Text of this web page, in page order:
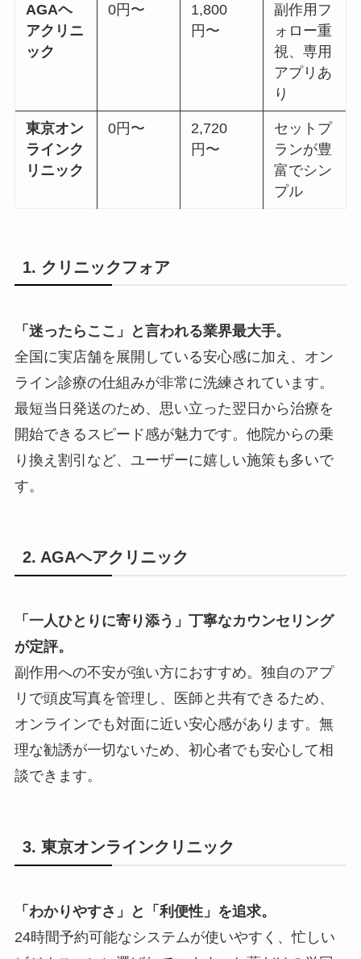
AGAヘ
アクリニ
ック
0円〜
1,800
円〜
副作用フ
ォロー重
視、専用
アプリあ
り
東京オン
ラインク
リニック
0円〜
2,720
円〜
セットプ
ランが豊
富でシン
プル
1. クリニックフォア
「迷ったらここ」と言われる業界最大手。
全国に実店舗を展開している安心感に加え、オン
ライン診療の仕組みが非常に洗練されています。
最短当日発送のため、思い立った翌日から治療を
開始できるスピード感が魅力です。他院からの乗
り換え割引など、ユーザーに嬉しい施策も多いで
す。
2. AGAヘアクリニック
「一人ひとりに寄り添う」丁寧なカウンセリング
が定評。
副作用への不安が強い方におすすめ。独自のアプ
リで頭皮写真を管理し、医師と共有できるため、
オンラインでも対面に近い安心感があります。無
理な勧誘が一切ないため、初心者でも安心して相
談できます。
3. 東京オンラインクリニック
「わかりやすさ」と「利便性」を追求。
24時間予約可能なシステムが使いやすく、忙しい